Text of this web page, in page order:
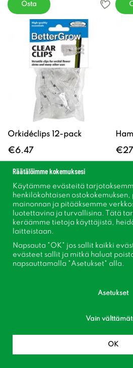
Osta
Orkidéclips 12-pack
€6.47
Osta
€17.43
Räätälöimme kokemuksesi
Käytämme evästeitä
henkilökohtaisen ostokokemuksen,
mainonnan ja pitääksemme
luotettavina ja turvallisina. Tätä
keräämme tietoja käyttäjistä,
laitteistaan.
Napsauta "OK" jos sallit kaikki
evästeet sallit ja mitkä haluat
napsauttamalla "Asetukset" alla.
Asetukset
Vain
OK